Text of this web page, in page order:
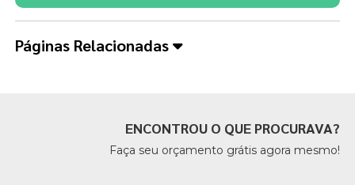
Páginas Relacionadas
ENCONTROU O QUE PROCURAVA?
Faça seu orçamento grátis agora mesmo!